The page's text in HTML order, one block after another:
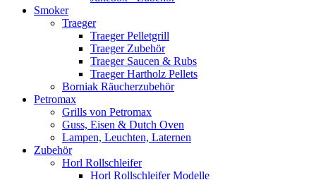
Smoker
Traeger
Traeger Pelletgrill
Traeger Zubehör
Traeger Saucen & Rubs
Traeger Hartholz Pellets
Borniak Räucherzubehör
Petromax
Grills von Petromax
Guss, Eisen & Dutch Oven
Lampen, Leuchten, Laternen
Zubehör
Horl Rollschleifer
Horl Rollschleifer Modelle